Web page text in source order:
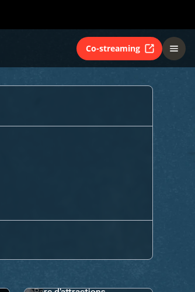
Co-streaming